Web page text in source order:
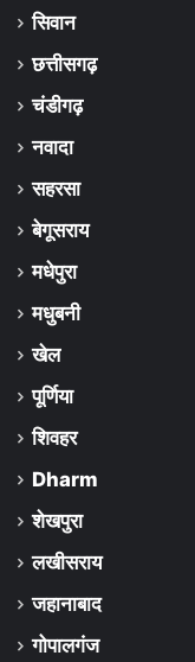
सिवान
छत्तीसगढ़
चंडीगढ़
नवादा
सहरसा
बेगूसराय
मधेपुरा
मधुबनी
खेल
पूर्णिया
शिवहर
Dharm
शेखपुरा
लखीसराय
जहानाबाद
गोपालगंज